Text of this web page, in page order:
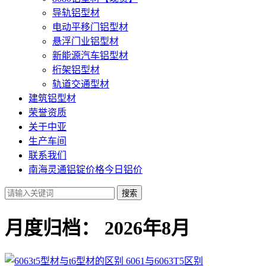
导轨铝型材
电动平移门铝型材
悬浮门业铝型材
新能源汽车铝型材
桁架铝型材
轨道交通型材
建筑铝型材
荣誉资质
关于中亚
生产车间
联系我们
南海灵通铝锭价格今日铝价
搜索
月度归档： 2026年8月